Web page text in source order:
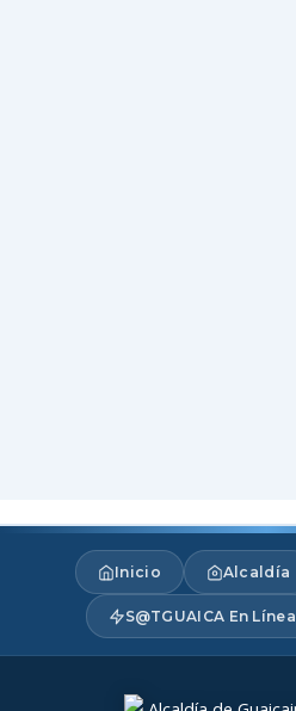
Inicio Alcaldía
S@TGUAICA En Línea